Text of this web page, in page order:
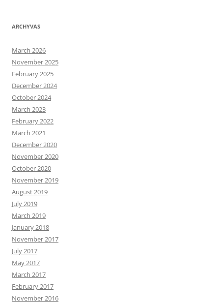
ARCHYVAS
March 2026
November 2025
February 2025
December 2024
October 2024
March 2023
February 2022
March 2021
December 2020
November 2020
October 2020
November 2019
August 2019
July 2019
March 2019
January 2018
November 2017
July 2017
May 2017
March 2017
February 2017
November 2016